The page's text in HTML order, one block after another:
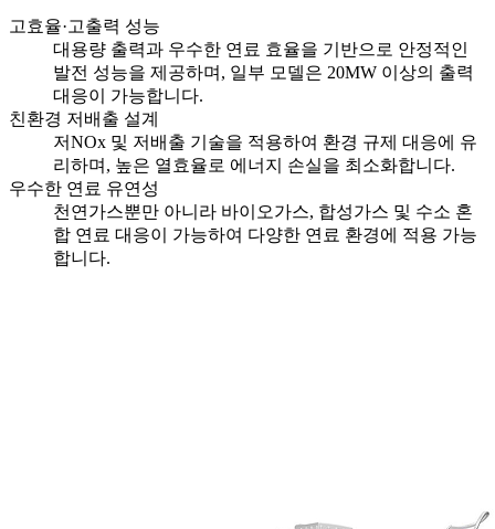
고효율·고출력 성능
대용량 출력과 우수한 연료 효율을 기반으로 안정적인
발전 성능을 제공하며, 일부 모델은 20MW 이상의 출력
대응이 가능합니다.
친환경 저배출 설계
저NOx 및 저배출 기술을 적용하여 환경 규제 대응에 유
리하며, 높은 열효율로 에너지 손실을 최소화합니다.
우수한 연료 유연성
천연가스뿐만 아니라 바이오가스, 합성가스 및 수소 혼
합 연료 대응이 가능하여 다양한 연료 환경에 적용 가능
합니다.